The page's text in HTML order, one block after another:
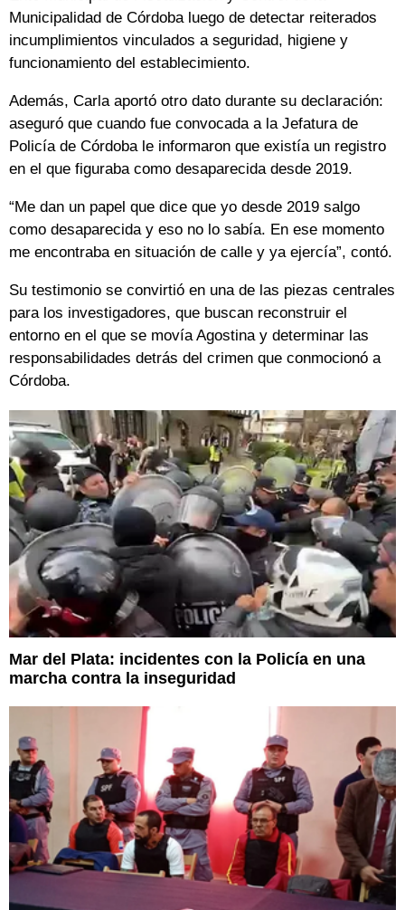
Municipalidad de Córdoba luego de detectar reiterados
incumplimientos vinculados a seguridad, higiene y
funcionamiento del establecimiento.
Además, Carla aportó otro dato durante su declaración:
aseguró que cuando fue convocada a la Jefatura de
Policía de Córdoba le informaron que existía un registro
en el que figuraba como desaparecida desde 2019.
“Me dan un papel que dice que yo desde 2019 salgo
como desaparecida y eso no lo sabía. En ese momento
me encontraba en situación de calle y ya ejercía”, contó.
Su testimonio se convirtió en una de las piezas centrales
para los investigadores, que buscan reconstruir el
entorno en el que se movía Agostina y determinar las
responsabilidades detrás del crimen que conmocionó a
Córdoba.
Mar del Plata: incidentes con la Policía en una
marcha contra la inseguridad